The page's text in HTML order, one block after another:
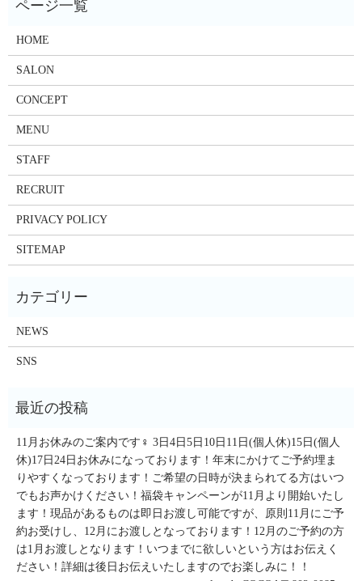
HOME
SALON
CONCEPT
MENU
STAFF
RECRUIT
PRIVACY POLICY
SITEMAP
NEWS
SNS
11月お休みのご案内です‍♀️ 3日4日5日10日11日(個人休)15日(個人
休)17日24日お休みになっております！年末にかけてご予約埋ま
りやすくなっております！ご希望の日時が決まられてる方はいつ
でもお声かけください！福袋キャンペーンが11月より開始いたし
ます！現品があるものは即日お渡し可能ですが、原則11月にご予
約お受けし、12月にお渡しとなっております！12月のご予約の方
は1月お渡しとなります！いつまでに欲しいという方はお伝えく
ださい！詳細は後日お伝えいたしますのでお楽しみに！！